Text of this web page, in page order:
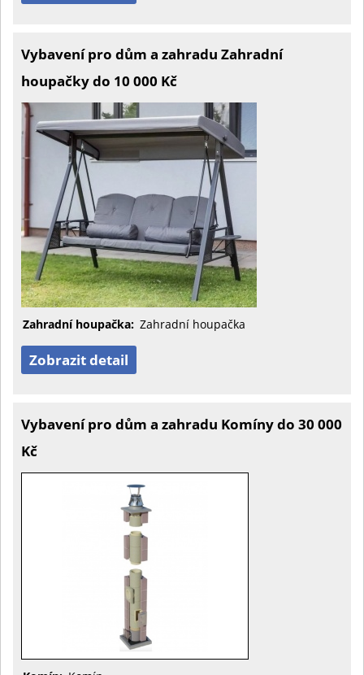
Vybavení pro dům a zahradu Zahradní
houpačky do 10 000 Kč
Zahradní houpačka: Zahradní houpačka
Zobrazit detail
Vybavení pro dům a zahradu Komíny do 30 000
Kč